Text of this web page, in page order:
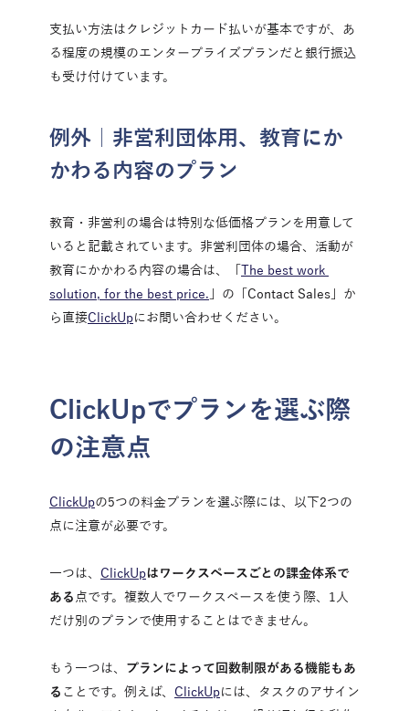
支払い方法はクレジットカード払いが基本ですが、あ
る程度の規模のエンタープライズプランだと銀行振込
も受け付けています。
例外｜非営利団体用、教育にか
かわる内容のプラン
教育・非営利の場合は特別な低価格プランを用意して
いると記載されています。非営利団体の場合、活動が
教育にかかわる内容の場合は、「
The best work
solution, for the best price. 」の「Contact Sales」か
ら直接ClickUpにお問い合わせください。
ClickUpでプランを選ぶ際
の注意点
ClickUpの5つの料金プランを選ぶ際には、以下2つの
点に注意が必要です。
一つは、 ClickUpはワークスペースごとの課金体系で
ある 点です。複数人でワークスペースを使う際、1人
だけ別のプランで使用することはできません。
もう一つは、 プランによって回数制限がある機能もあ
る ことです。例えば、 ClickUpには、タスクのアサイン